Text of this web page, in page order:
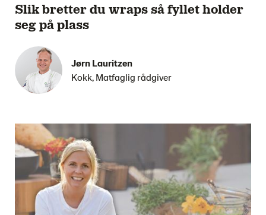
Slik bretter du wraps så fyllet holder
seg på plass
Jørn Lauritzen
Kokk, Matfaglig rådgiver